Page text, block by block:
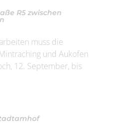
R5 zwischen
muss die
und Aukofen
12. September, bis